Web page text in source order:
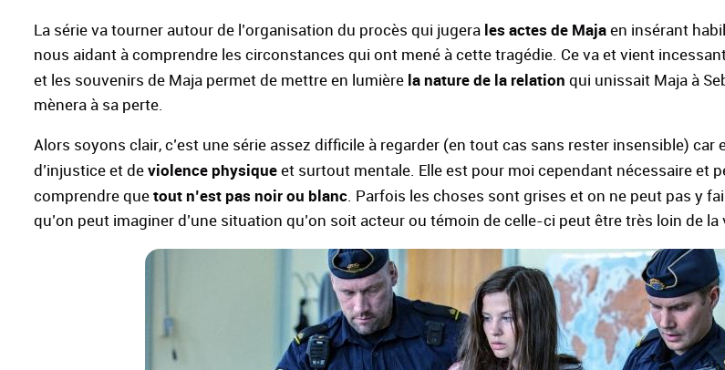
La série va tourner autour de l’organisation du procès qui jugera les actes de Maja en insérant
nous aidant à comprendre les circonstances qui ont mené à cette tragédie. Ce va et vient
et les souvenirs de Maja permet de mettre en lumière la nature de la relation qui unissait Maja à
mènera à sa perte.
Alors soyons clair, c’est une série assez difficile à regarder (en tout cas sans rester insensible) car
d’injustice et de violence physique et surtout mentale. Elle est pour moi cependant nécessaire et
comprendre que tout n’est pas noir ou blanc . Parfois les choses sont grises et on ne peut pas y
qu’on peut imaginer d’une situation qu’on soit acteur ou témoin de celle-ci peut être très loin de la